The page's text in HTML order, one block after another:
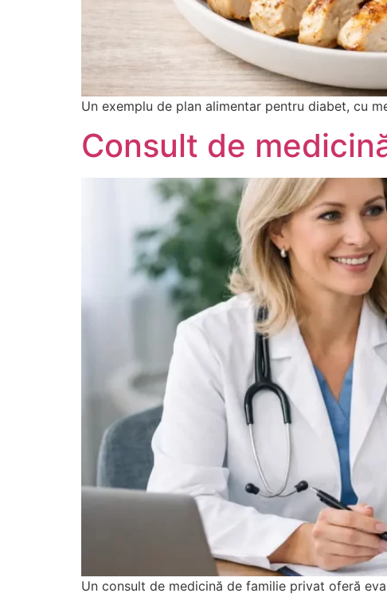
Un exemplu de plan alimentar pentru diabet, cu
Consult de
Un consult de medicină de familie privat oferă